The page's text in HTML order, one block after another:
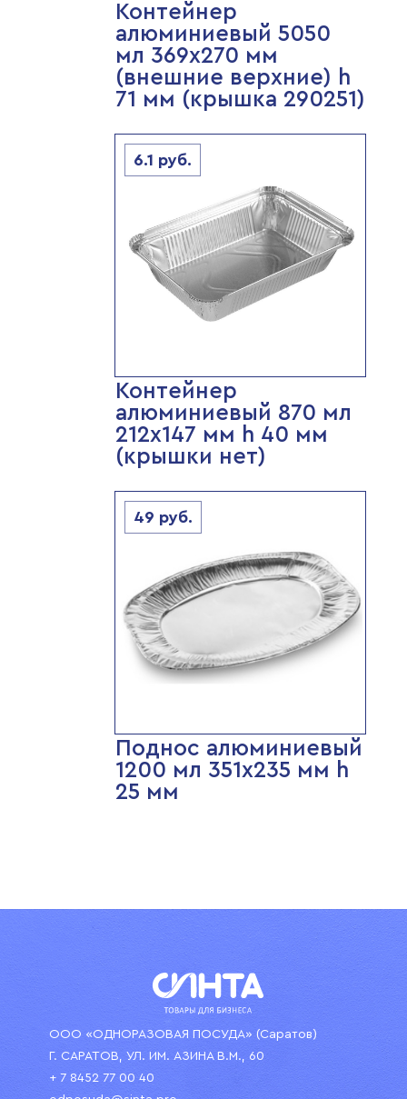
Контейнер
алюминиевый 5050
мл 369х270 мм
(внешние верхние) h
71 мм (крышка 290251)
6.1 руб.
Контейнер
алюминиевый 870 мл
212х147 мм h 40 мм
(крышки нет)
49 руб.
Поднос алюминиевый
1200 мл 351х235 мм h
25 мм
ООО «ОДНОРАЗОВАЯ ПОСУДА» (Саратов)
Г. САРАТОВ, УЛ. ИМ. АЗИНА В.М., 60
+ 7 8452 77 00 40